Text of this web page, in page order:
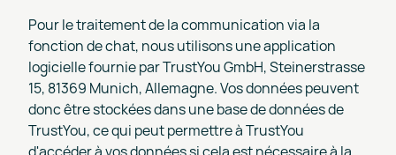
Pour le traitement de la communication via la
fonction de chat, nous utilisons une application
logicielle fournie par TrustYou GmbH, Steinerstrasse
15, 81369 Munich, Allemagne. Vos données peuvent
donc être stockées dans une base de données de
TrustYou, ce qui peut permettre à TrustYou